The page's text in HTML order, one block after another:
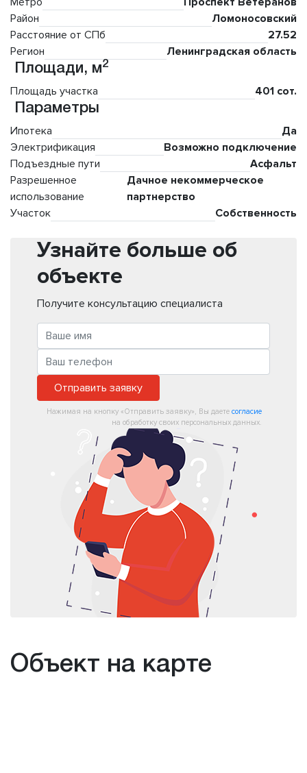
Район
Ломоносовский
Расстояние от СПб
27.52
Регион
Ленинградская область
Площади, м2
Площадь участка
401 сот.
Параметры
Ипотека
Да
Электрификация
Возможно подключение
Подъездные пути
Асфальт
Разрешенное
использование
Дачное некоммерческое
партнерство
Участок
Собственность
Узнайте больше об
объекте
Получите консультацию специалиста
Отправить заявку
Нажимая на кнопку «Отправить заявку», Вы даете согласие
на обработку своих персональных данных.
Объект на карте